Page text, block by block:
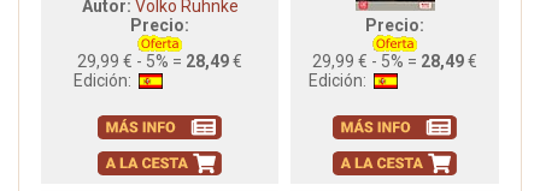
Autor: Volko Ruhnke
Precio:
29,99 € - 5% = 28,49€
Edición:
Precio:
29,99 € - 5% = 28,49€
Edición: